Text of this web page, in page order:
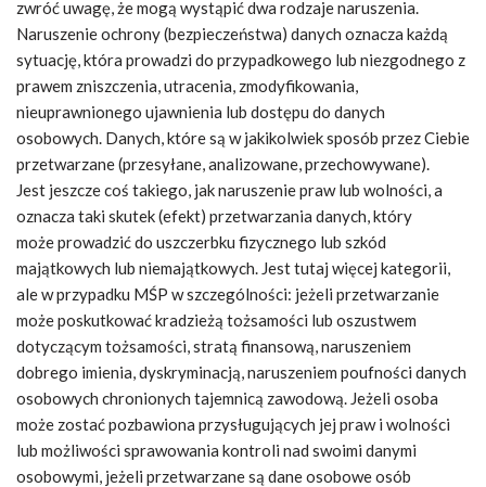
zwróć uwagę, że mogą wystąpić dwa rodzaje naruszenia.
Naruszenie ochrony (bezpieczeństwa) danych oznacza każdą
sytuację, która prowadzi do przypadkowego lub niezgodnego z
prawem zniszczenia, utracenia, zmodyfikowania,
nieuprawnionego ujawnienia lub dostępu do danych
osobowych. Danych, które są w jakikolwiek sposób przez Ciebie
przetwarzane (przesyłane, analizowane, przechowywane).
Jest jeszcze coś takiego, jak naruszenie praw lub wolności, a
oznacza taki skutek (efekt) przetwarzania danych, który
może prowadzić do uszczerbku fizycznego lub szkód
majątkowych lub niemajątkowych. Jest tutaj więcej kategorii,
ale w przypadku MŚP w szczególności: jeżeli przetwarzanie
może poskutkować kradzieżą tożsamości lub oszustwem
dotyczącym tożsamości, stratą finansową, naruszeniem
dobrego imienia, dyskryminacją, naruszeniem poufności danych
osobowych chronionych tajemnicą zawodową. Jeżeli osoba
może zostać pozbawiona przysługujących jej praw i wolności
lub możliwości sprawowania kontroli nad swoimi danymi
osobowymi, jeżeli przetwarzane są dane osobowe osób